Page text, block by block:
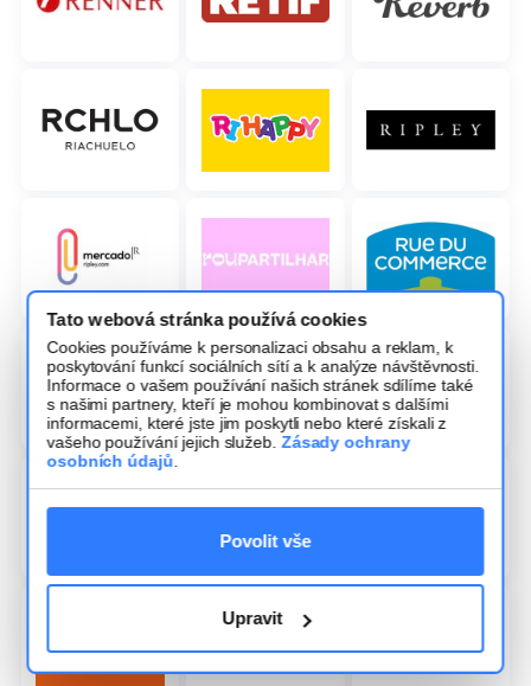
Tato webová stránka používá cookies
Cookies používáme k personalizaci obsahu a reklam, k
poskytování funkcí sociálních sítí a k analýze návštěvnosti.
Informace o vašem používání našich stránek sdílíme také
s našimi partnery, kteří je mohou kombinovat s dalšími
informacemi, které jste jim poskytli nebo které získali z
vašeho používání jejich služeb.Zásady ochrany
osobních údajů
Povolit vše
Upravit